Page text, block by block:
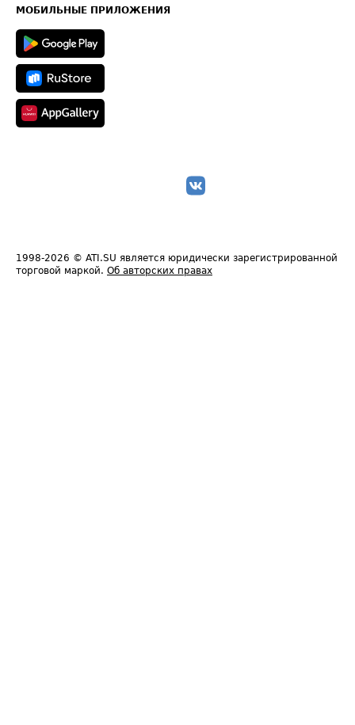
Техническая информация
МОБИЛЬНЫЕ ПРИЛОЖЕНИЯ
1998-2026 © ATI.SU является юридически зарегистрированной
торговой маркой. Об авторских правах